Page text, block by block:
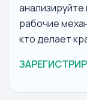
анализируйте
рабочие
кто делает